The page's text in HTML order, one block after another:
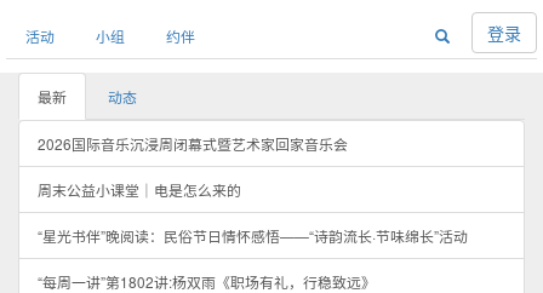
活动 小组 约伴 登录
最新 动态
2026国际音乐沉浸周闭幕式暨艺术家回家音乐会
周末公益小课堂｜电是怎么来的
“星光书伴”晚阅读：民俗节日情怀感悟——“诗韵流长·节味绵长”活动
“每周一讲”第1802讲:杨双雨《职场有礼，行稳致远》